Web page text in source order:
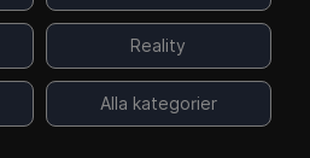
Reality
Alla kategorier